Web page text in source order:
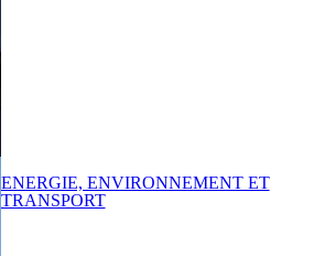
ENERGIE, ENVIRONNEMENT ET
TRANSPORT